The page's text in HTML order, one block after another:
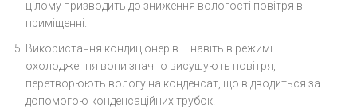
цілому призводить до зниження вологості повітря в
приміщенні.
Використання кондиціонерів – навіть в режимі
охолодження вони значно висушують повітря,
перетворюють вологу на конденсат, що відводиться за
допомогою конденсаційних трубок.